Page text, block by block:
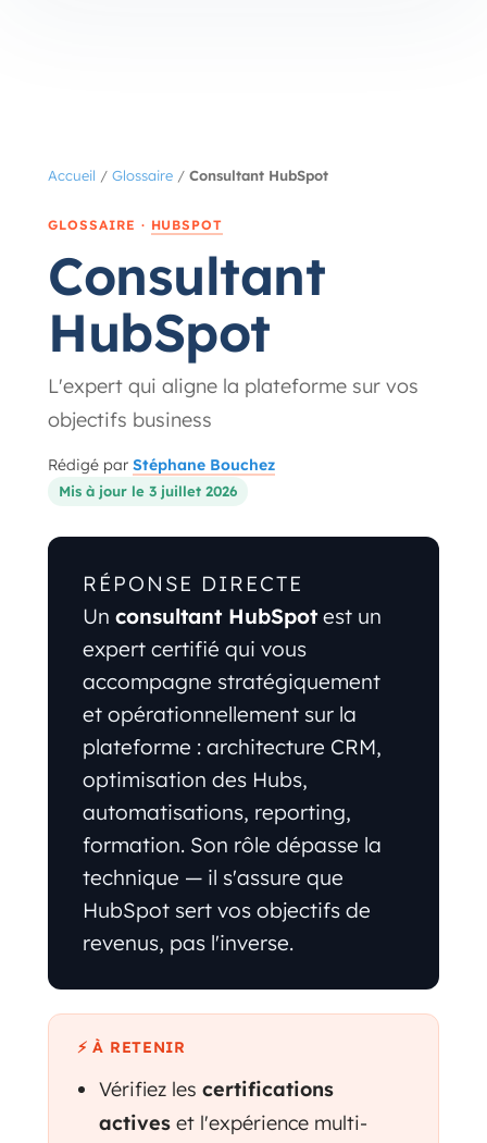
Accueil / Glossaire / Consultant HubSpot
GLOSSAIRE · HUBSPOT
Consultant
HubSpot
L'expert qui aligne la plateforme sur vos
objectifs business
Rédigé par Stéphane Bouchez
Mis à jour le 3 juillet 2026
RÉPONSE DIRECTE
Un consultant HubSpot est un
expert certifié qui vous
accompagne stratégiquement
et opérationnellement sur la
plateforme : architecture CRM,
optimisation des Hubs,
automatisations, reporting,
formation. Son rôle dépasse la
technique — il s'assure que
HubSpot sert vos objectifs de
revenus, pas l'inverse.
⚡ À RETENIR
Vérifiez les certifications
actives et l'expérience multi-